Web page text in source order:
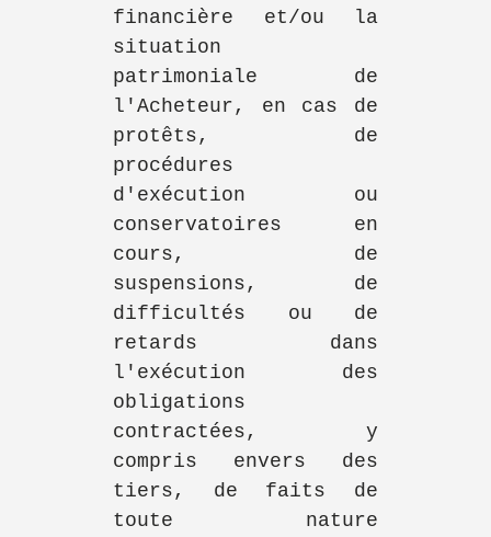
financière et/ou la
situation
patrimoniale de
l'Acheteur, en cas de
protêts, de
procédures
d'exécution ou
conservatoires en
cours, de
suspensions, de
difficultés ou de
retards dans
l'exécution des
obligations
contractées, y
compris envers des
tiers, de faits de
toute nature